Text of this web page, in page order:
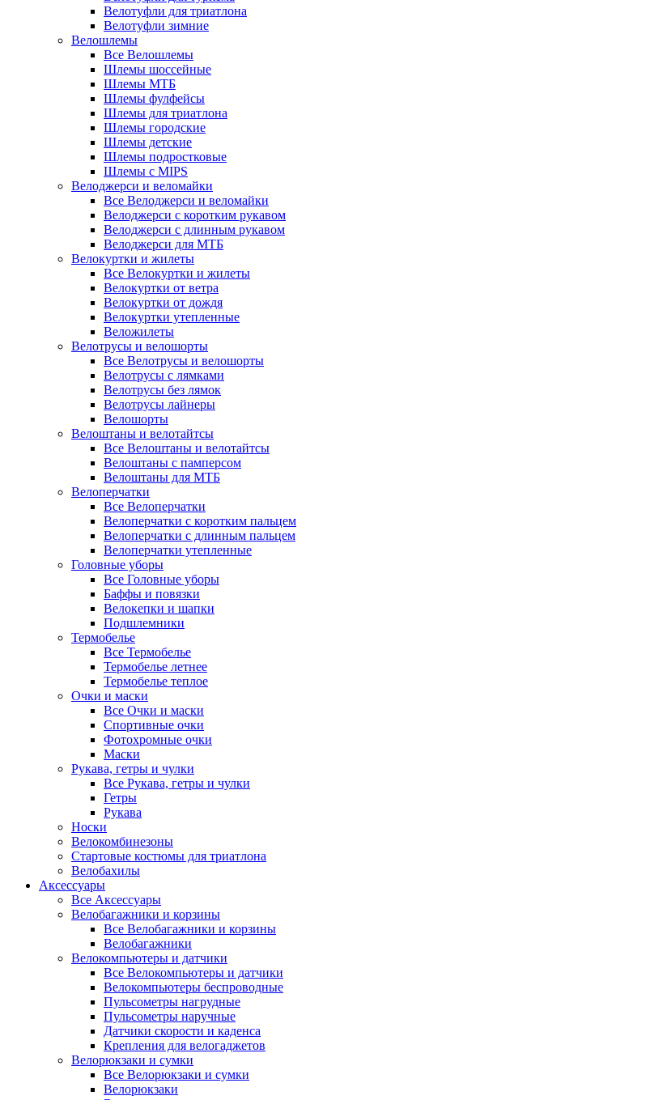
Велотуфли для триатлона
Велотуфли зимние
Велошлемы
Все Велошлемы
Шлемы шоссейные
Шлемы МТБ
Шлемы фулфейсы
Шлемы для триатлона
Шлемы городские
Шлемы детские
Шлемы подростковые
Шлемы с MIPS
Велоджерси и веломайки
Все Велоджерси и веломайки
Велоджерси с коротким рукавом
Велоджерси с длинным рукавом
Велоджерси для МТБ
Велокуртки и жилеты
Все Велокуртки и жилеты
Велокуртки от ветра
Велокуртки от дождя
Велокуртки утепленные
Веложилеты
Велотрусы и велошорты
Все Велотрусы и велошорты
Велотрусы с лямками
Велотрусы без лямок
Велотрусы лайнеры
Велошорты
Велоштаны и велотайтсы
Все Велоштаны и велотайтсы
Велоштаны с памперсом
Велоштаны для МТБ
Велоперчатки
Все Велоперчатки
Велоперчатки с коротким пальцем
Велоперчатки с длинным пальцем
Велоперчатки утепленные
Головные уборы
Все Головные уборы
Баффы и повязки
Велокепки и шапки
Подшлемники
Термобелье
Все Термобелье
Термобелье летнее
Термобелье теплое
Очки и маски
Все Очки и маски
Спортивные очки
Фотохромные очки
Маски
Рукава, гетры и чулки
Все Рукава, гетры и чулки
Гетры
Рукава
Носки
Велокомбинезоны
Стартовые костюмы для триатлона
Велобахилы
Аксессуары
Все Аксессуары
Велобагажники и корзины
Все Велобагажники и корзины
Велобагажники
Велокомпьютеры и датчики
Все Велокомпьютеры и датчики
Велокомпьютеры беспроводные
Пульсометры нагрудные
Пульсометры наручные
Датчики скорости и каденса
Крепления для велогаджетов
Велорюкзаки и сумки
Все Велорюкзаки и сумки
Велорюкзаки